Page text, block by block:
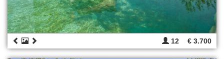
12 € 3.700